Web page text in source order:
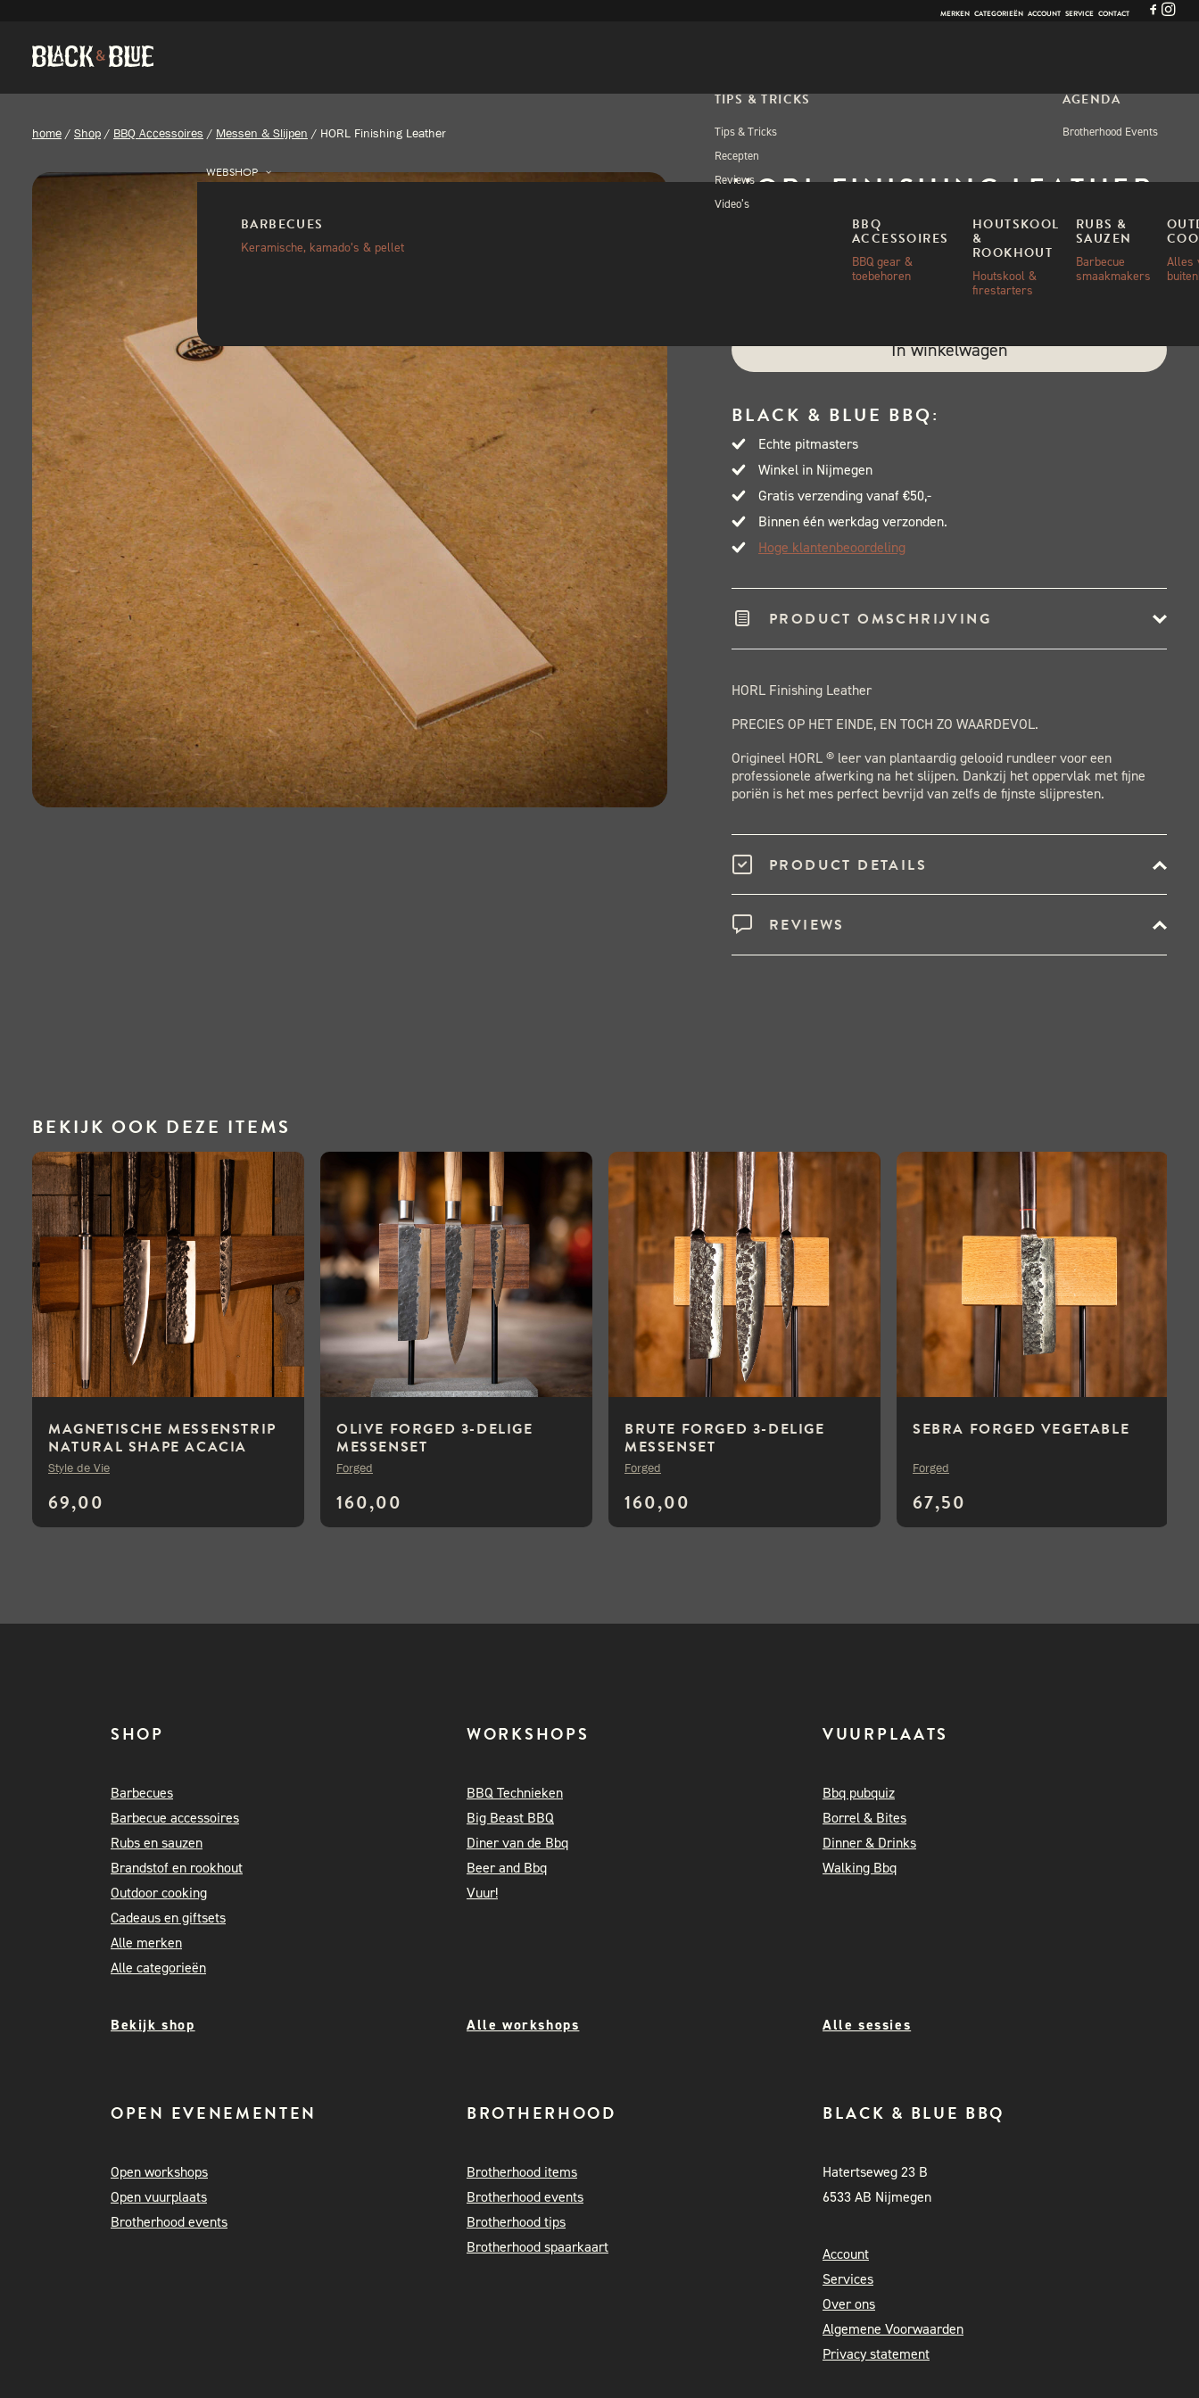
MERKEN CATEGORIEËN ACCOUNT SERVICE CONTACT
WEBSHOP
BARBECUES
Keramische, kamado’s & pellet
BBQ
ACCESSOIRES
BBQ gear &
toebehoren
HOUTSKOOL
&
ROOKHOUT
Houtskool &
firestarters
RUBS &
SAUZEN
Barbecue
smaakmakers
Alles
TIPS & TRICKS
Tips & Tricks
Recepten
Reviews
Video’s
AGENDA
Brotherhood Events
home / Shop / BBQ Accessoires / Messen & Slijpen / HORL Finishing Leather
HORL FINISHING LEATHER
In winkelwagen
Alternative:
BLACK & BLUE BBQ:
Echte pitmasters
Winkel in Nijmegen
Gratis verzending vanaf €50,-
Binnen één werkdag verzonden.
Hoge klantenbeoordeling
PRODUCT OMSCHRIJVING
HORL Finishing Leather
PRECIES OP HET EINDE, EN TOCH ZO WAARDEVOL.
Origineel HORL ® leer van plantaardig gelooid rundleer voor een
professionele afwerking na het slijpen. Dankzij het oppervlak met fijne
poriën is het mes perfect bevrijd van zelfs de fijnste slijpresten.
PRODUCT DETAILS
REVIEWS
BEKIJK OOK DEZE ITEMS
MAGNETISCHE MESSENSTRIP
NATURAL SHAPE ACACIA
69,00
Style de Vie
OLIVE FORGED 3-DELIGE
MESSENSET
160,00
Forged
BRUTE FORGED 3-DELIGE
MESSENSET
160,00
Forged
SEBRA FORGED VEGETABLE
67,50
Forged
SHOP
Barbecues
Barbecue accessoires
Rubs en sauzen
Brandstof en rookhout
Outdoor cooking
Cadeaus en giftsets
Alle merken
Alle categorieën
WORKSHOPS
BBQ Technieken
Big Beast BBQ
Diner van de Bbq
Beer and Bbq
Vuur!
VUURPLAATS
Bbq pubquiz
Borrel & Bites
Dinner & Drinks
Walking Bbq
Bekijk shop Alle workshops Alle sessies
OPEN EVENEMENTEN
Open workshops
Open vuurplaats
Brotherhood events
BROTHERHOOD
Brotherhood items
Brotherhood events
Brotherhood tips
Brotherhood spaarkaart
BLACK & BLUE BBQ
Hatertseweg 23 B
6533 AB Nijmegen
Account
Services
Over ons
Algemene Voorwaarden
Privacy statement